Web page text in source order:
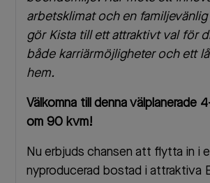
arbetsklimat och en
gör Kista till ett attraktivt val för
både karriärmöjligheter och ett
hem.
Välkomna till denna välplanerade
om 90 kvm!
Nu erbjuds chansen att flytta in i
nyproducerad bostad i attraktiva